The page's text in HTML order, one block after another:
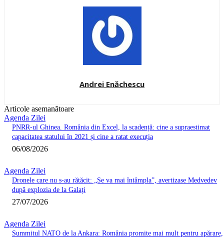
Andrei Enăchescu
Articole asemanătoare
Agenda Zilei
PNRR-ul Ghinea. România din Excel, la scadență: cine a supraestimat
capacitatea statului în 2021 și cine a ratat execuția
06/08/2026
Agenda Zilei
Dronele care nu s-au rătăcit: „Se va mai întâmpla”, avertizase Medvedev
după explozia de la Galați
27/07/2026
Agenda Zilei
Summitul NATO de la Ankara: România promite mai mult pentru apărare,